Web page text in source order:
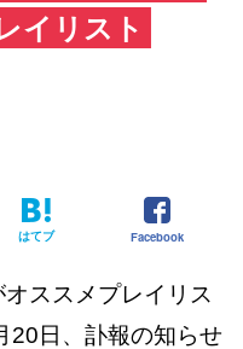
イリスト
はてブ Facebook
ススメプレイリス
20日、訃報の知らせ